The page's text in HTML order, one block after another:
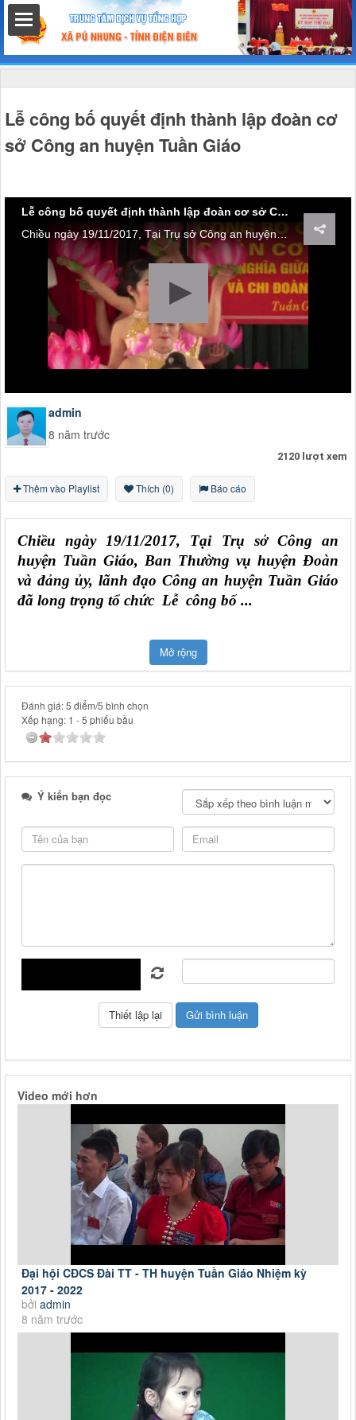
Lễ công bố quyết định thành lập đoàn cơ
sở Công an huyện Tuần Giáo
Lễ công bố quyết định thành lập đoàn cơ sở Công an huyện Tuần Giáo
Chiều ngày 19/11/2017, Tại Trụ sở Công an huyện Tuần Giáo, Ban Thường vụ huyện Đoàn và đảng ủy, lãnh đạo Công an huyện Tuần Giáo đã long trọng tổ chức Lễ công bố quyết định thành lập đoàn cơ sở Công an huyện Tuần Giáo. Kết nghĩa giữa Chi Đoàn Cảnh sát Giao Thông và Chi Đoàn Trường Mầm non Khong Hin xã Mường Khong.
admin
8 năm trước
2120 lượt xem
Thêm vào Playlist Thích (0) Báo cáo
Chiều ngày 19/11/2017, Tại Trụ sở Công an
huyện Tuần Giáo, Ban Thường vụ huyện Đoàn
và đảng ủy, lãnh đạo Công an huyện Tuần Giáo
đã long trọng tổ chức Lễ công bố...
Mở rộng
Đánh giá: 5 điểm/5 bình chọn
Xếp hạng: 1 -5 phiếu bầu
Ý kiến bạn đọc
Video mới hơn
Đại hội CĐCS Đài TT - TH huyện Tuần Giáo Nhiệm kỳ
2017 - 2022
bởi admin
8 năm trước